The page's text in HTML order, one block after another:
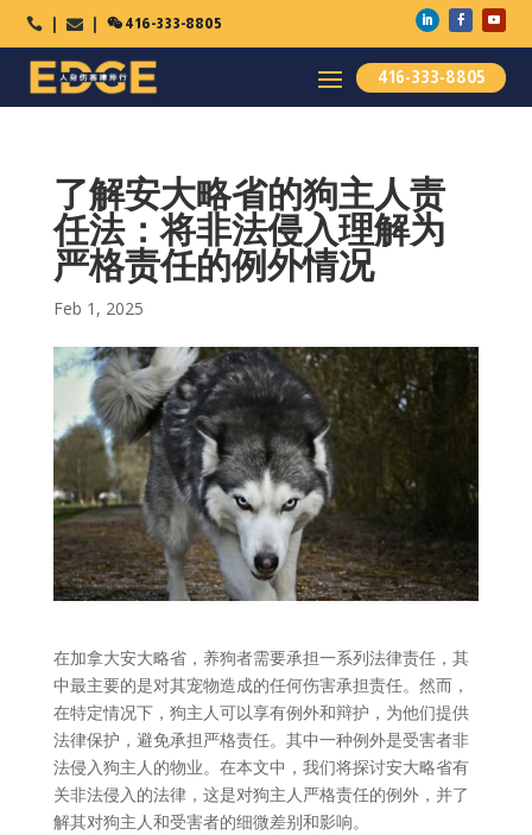
   416-333-8805
416-333-8805
了解安大略省的狗主人责
任法：将非法侵入理解为
严格责任的例外情况
Feb 1, 2025
在加拿大安大略省，养狗者需要承担一系列法律责任，其
中最主要的是对其宠物造成的任何伤害承担责任。然而，
在特定情况下，狗主人可以享有例外和辩护，为他们提供
法律保护，避免承担严格责任。其中一种例外是受害者非
法侵入狗主人的物业。在本文中，我们将探讨安大略省有
关非法侵入的法律，这是对狗主人严格责任的例外，并了
解其对狗主人和受害者的细微差别和影响。